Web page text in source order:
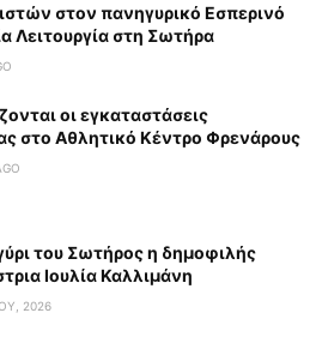
στον πανηγυρικό Εσπερινό
Λειτουργία στη Σωτήρα
οι εγκαταστάσεις
στο Αθλητικό Κέντρο Φρενάρους
του Σωτήρος η δημοφιλής
Ιουλία Καλλιμάνη
2026